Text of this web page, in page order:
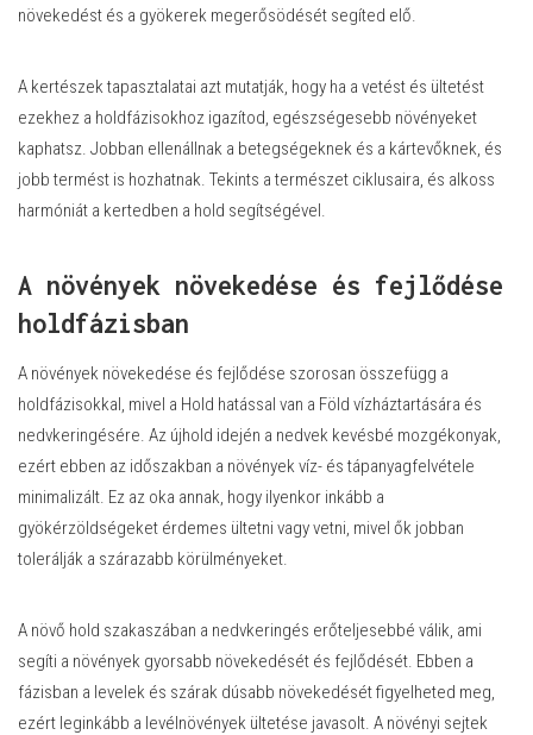
növekedést és a gyökerek megerősödését segíted elő.
A kertészek tapasztalatai azt mutatják, hogy ha a vetést és ültetést
ezekhez a holdfázisokhoz igazítod, egészségesebb növényeket
kaphatsz. Jobban ellenállnak a betegségeknek és a kártevőknek, és
jobb termést is hozhatnak. Tekints a természet ciklusaira, és alkoss
harmóniát a kertedben a hold segítségével.
A növények növekedése és fejlődése
holdfázisban
A növények növekedése és fejlődése szorosan összefügg a
holdfázisokkal, mivel a Hold hatással van a Föld vízháztartására és
nedvkeringésére. Az újhold idején a nedvek kevésbé mozgékonyak,
ezért ebben az időszakban a növények víz- és tápanyagfelvétele
minimalizált. Ez az oka annak, hogy ilyenkor inkább a
gyökérzöldségeket érdemes ültetni vagy vetni, mivel ők jobban
tolerálják a szárazabb körülményeket.
A növő hold szakaszában a nedvkeringés erőteljesebbé válik, ami
segíti a növények gyorsabb növekedését és fejlődését. Ebben a
fázisban a levelek és szárak dúsabb növekedését figyelheted meg,
ezért leginkább a levélnövények ültetése javasolt. A növényi sejtek